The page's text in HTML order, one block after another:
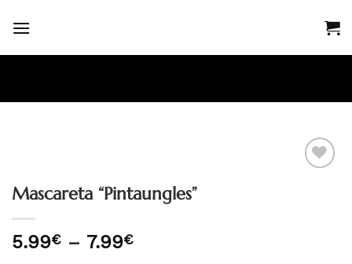
Mascareta “Pintaungles”
5.99€ – 7.99€Interval